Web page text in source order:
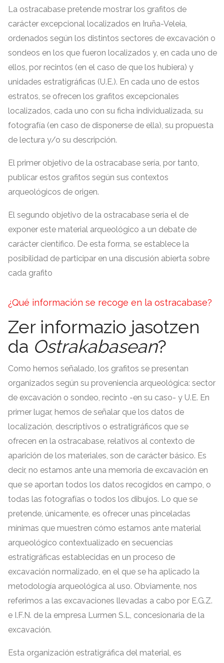
La ostracabase pretende mostrar los grafitos de
carácter excepcional localizados en Iruña-Veleia,
ordenados según los distintos sectores de excavación o
sondeos en los que fueron localizados y, en cada uno de
ellos, por recintos (en el caso de que los hubiera) y
unidades estratigráficas (U.E.). En cada uno de estos
estratos, se ofrecen los grafitos excepcionales
localizados, cada uno con su ficha individualizada, su
fotografía(en caso de disponerse de ella), su propuesta
de lectura y/o su descripción.
El primer objetivo de la ostracabase sería, por tanto,
publicar estos grafitos según sus contextos
arqueológicos de origen.
El segundo objetivo de la ostracabase sería el de
exponer este material arqueológico a un debate de
carácter científico. De esta forma, se establece la
posibilidad de participar en una discusión abierta sobre
cada grafito
¿Qué información se recoge en la ostracabase?
Zer informazio jasotzen
da Ostrakabasean?
Como hemos señalado, los grafitos se presentan
organizados según su proveniencia arqueológica: sector
de excavación o sondeo, recinto -en su caso- y U.E. En
primer lugar, hemos de señalar que los datos de
localización, descriptivos o estratigráficos que se
ofrecen en la ostracabase, relativos al contexto de
aparición de los materiales, son de carácter básico. Es
decir, no estamos ante una memoria de excavación en
que se aportan todos los datos recogidos en campo, o
todas las fotografías o todos los dibujos. Lo que se
pretende, únicamente, es ofrecer unas pinceladas
mínimas que muestren cómo estamos ante material
arqueológico contextualizado en secuencias
estratigráficas establecidas en un proceso de
excavación normalizado, en el que se ha aplicado la
metodología arqueológica al uso. Obviamente, nos
referimos a las excavaciones llevadas a cabo por E.G.Z.
e I.F.N. de la empresa Lurmen S.L, concesionaria de la
excavación.
Esta organización estratigráfica del material, es